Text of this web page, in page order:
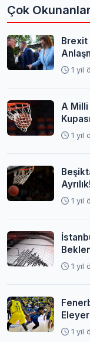
Çok Okunanlar
Brexit
1 yıl
A Milli
1 yıl
1 yıl
1 yıl
1 yıl